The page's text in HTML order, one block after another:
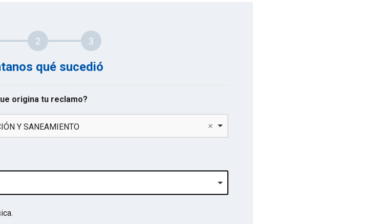
2 3
qué sucedió
origina tu reclamo?
Y SANEAMIENTO